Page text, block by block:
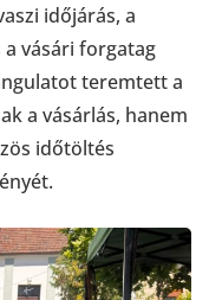
időjárás, a
vásári forgatag
teremtett a
a vásárlás, hanem
időtöltés